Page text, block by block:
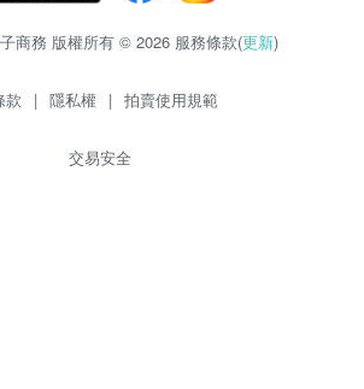
商務 版權所有 © 2026 服務條款(更新)
款 | 隱私權 | 拍賣使用規範
交易安全